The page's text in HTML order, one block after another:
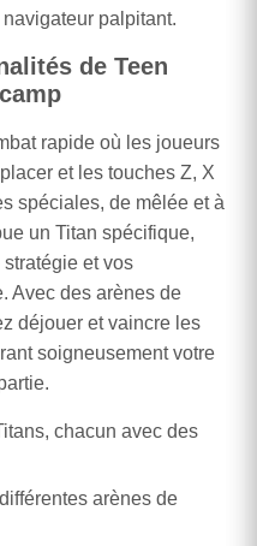
palpitant.
de Teen
rapide où les joueurs
et les touches Z, X
spéciales, de mêlée et à
un Titan spécifique,
et vos
Avec des arènes de
déjouer et vaincre les
soigneusement votre
chacun avec des
arènes de